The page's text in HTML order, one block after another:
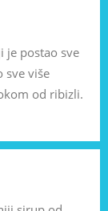
je postao sve
sve više
od ribizli.